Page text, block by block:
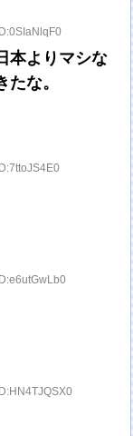
本よりマシな
な。